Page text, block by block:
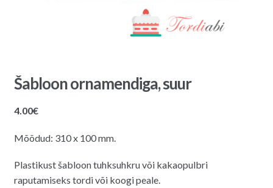
Šabloon ornamendiga, suur
4.00€
Mõõdud: 310 x 100 mm.
Plastikust šabloon tuhksuhkru või kakaopulbri
raputamiseks tordi või koogi peale.